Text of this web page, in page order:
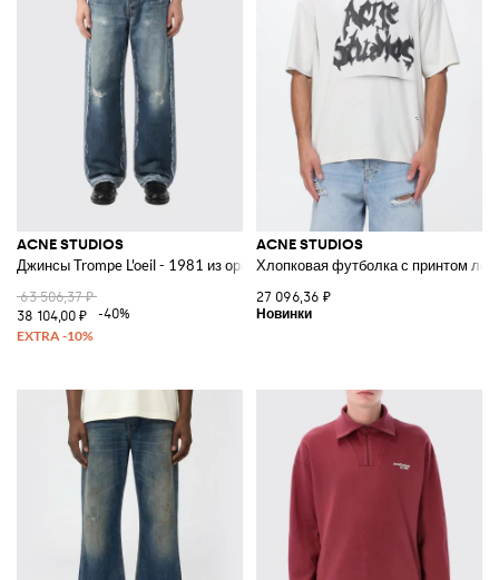
ACNE STUDIOS
Джинсы Trompe L'oeil - 1981 из органического денима
63 506,37 ₽
38 104,00 ₽
-40%
ACNE STUDIOS
Хлопковая футболка с принтом
27 096,36 ₽